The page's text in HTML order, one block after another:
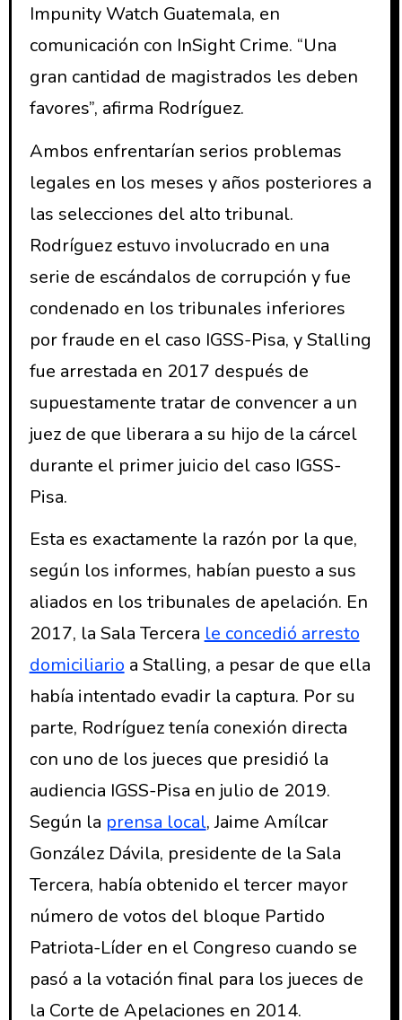
Impunity Watch Guatemala, en
comunicación con InSight Crime. “Una
gran cantidad de magistrados les deben
favores”, afirma Rodríguez.
Ambos enfrentarían serios problemas
legales en los meses y años posteriores a
las selecciones del alto tribunal.
Rodríguez estuvo involucrado en una
serie de escándalos de corrupción y fue
condenado en los tribunales inferiores
por fraude en el caso IGSS-Pisa, y Stalling
fue arrestada en 2017 después de
supuestamente tratar de convencer a un
juez de que liberara a su hijo de la cárcel
durante el primer juicio del caso IGSS-
Pisa.
Esta es exactamente la razón por la que,
según los informes, habían puesto a sus
aliados en los tribunales de apelación. En
2017, la Sala Tercera le concedió arresto
domiciliario a Stalling, a pesar de que ella
había intentado evadir la captura. Por su
parte, Rodríguez tenía conexión directa
con uno de los jueces que presidió la
audiencia IGSS-Pisa en julio de 2019.
Según la prensa local, Jaime Amílcar
González Dávila, presidente de la Sala
Tercera, había obtenido el tercer mayor
número de votos del bloque Partido
Patriota-Líder en el Congreso cuando se
pasó a la votación final para los jueces de
la Corte de Apelaciones en 2014.